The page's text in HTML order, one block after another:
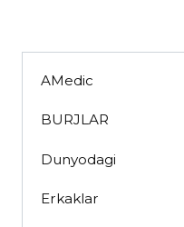
AMedic
BURJLAR
Dunyodagi
Erkaklar